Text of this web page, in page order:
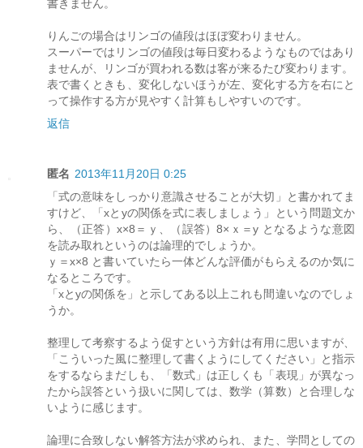
書きません。
りんごの場合はリンゴの値段はほぼ変わりません。
スーパーではリンゴの値段は毎日変わるようなものではあり
ませんが、リンゴが買われる数は客が来るたび変わります。
表で書くときも、変化しないほうが左、変化する方を右にと
って操作する方が見やすく計算もしやすいのです。
返信
匿名 2013年11月20日 0:25
「式の意味をしっかり意識させることが大切」と書かれてま
すけど、「xとyの関係を式に表しましょう」という問題文か
ら、（正答）x×8＝ｙ、（誤答）8×ｘ＝y となるような意図
を読み取れというのは論理的でしょうか。
ｙ＝x×8 と書いていたら一体どんな評価がもらえるのか気に
なるところです。
「xとyの関係を」と示してある以上これも間違いなのでしょ
うか。
整理して考察するよう促すという方針は有用に思いますが、
「こういった風に整理して書くようにしてください」と指示
をするならまだしも、「数式」は正しくも「表現」が異なっ
たから誤答という扱いに関しては、数学（算数）と合理しな
いように感じます。
論理に合致しない解答方法が求められ、また、学問としての